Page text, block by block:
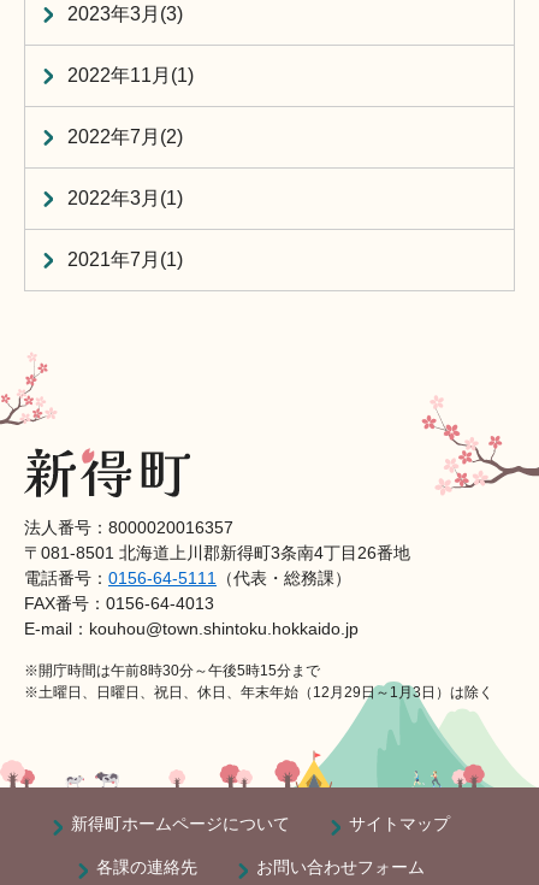
2023年3月(3)
2022年11月(1)
2022年7月(2)
2022年3月(1)
2021年7月(1)
法人番号：8000020016357
〒081-8501 北海道上川郡新得町3条南4丁目26番地
電話番号： 0156-64-5111
（代表・総務課）
FAX番号：0156-64-4013
E-mail：kouhou@town.shintoku.hokkaido.jp
※開庁時間は午前8時30分～午後5時15分まで
※土曜日、日曜日、祝日、休日、年末年始（12月29日～1月3日）は除く
新得町ホームページについて サイトマップ
各課の連絡先 お問い合わせフォーム